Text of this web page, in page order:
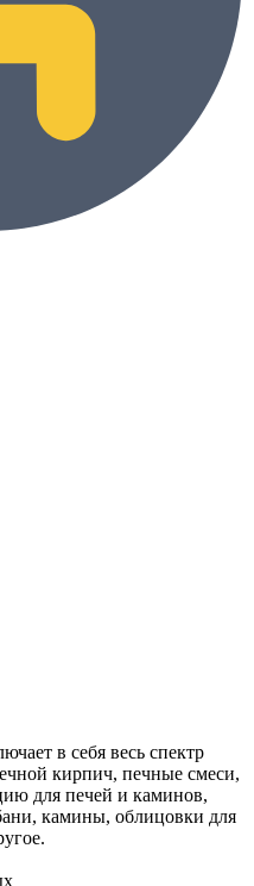
в себя весь спектр
кирпич, печные смеси,
для печей и каминов,
камины, облицовки для